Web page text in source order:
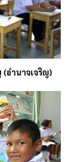
(อำนาจเจริญ)